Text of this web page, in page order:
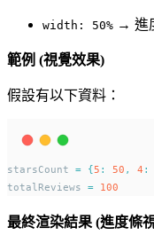
width: 50% → 進
範例 (視覺效果)
假設有以下資料：
starsCount = {5 : 50 , 4 :
totalReviews = 100
最終渲染結果 (進度條